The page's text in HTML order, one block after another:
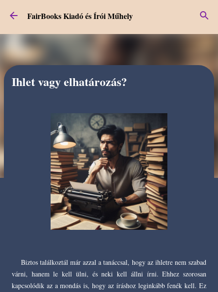
Ugrás a fő tartalomra
FairBooks Kiadó és Írói Műhely
Ihlet vagy elhatározás?
Biztos találkoztál már azzal a tanáccsal, hogy az ihletre nem szabad
várni, hanem le kell ülni, és neki kell állni írni. Ehhez szorosan
kapcsolódik az a mondás is, hogy az íráshoz leginkább fenék kell. Ez